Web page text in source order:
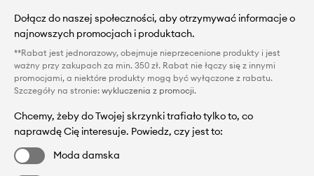
Dołącz do naszej społeczności, aby otrzymywać informacje o
najnowszych promocjach i produktach.
**Rabat jest jednorazowy, obejmuje nieprzecenione produkty i jest
ważny przy zakupach za min. 350 zł. Rabat nie łączy się z innymi
promocjami, a niektóre produkty mogą być wyłączone z rabatu.
Szczegóły na stronie: wykluczenia z promocji.
Chcemy, żeby do Twojej skrzynki trafiało tylko to, co
naprawdę Cię interesuje. Powiedz, czy jest to:
Moda damska